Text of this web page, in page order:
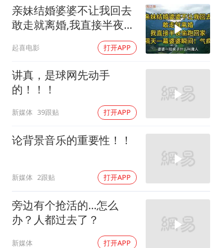
多地要求领导干部带头休假
吉林一“温度计大楼”读数爆表
东方甄选被判赔偿江小白30万元
奋进开新局 实干挑大梁
亲妹结婚婆婆不让我回去
敢走就离婚,我直接半夜
起喜电影 打开APP
讲真，是球网先动手
的！！！
新媒体 39跟贴 打开APP
论背景音乐的重要性！！
新媒体 2跟贴 打开APP
旁边有个抢活的…怎么
办？人都过去了？
新媒体 打开APP